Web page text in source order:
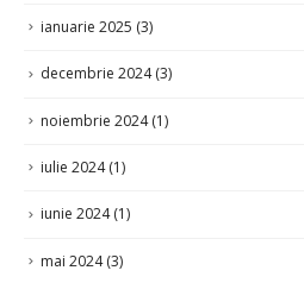
ianuarie 2025 (3)
decembrie 2024(3)
noiembrie 2024(1)
iulie 2024(1)
iunie 2024(1)
mai 2024(3)